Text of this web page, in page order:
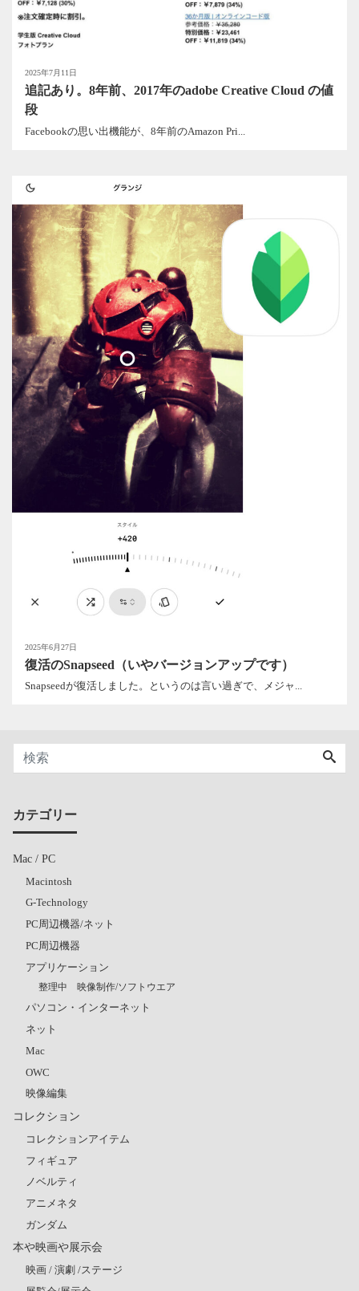
2025年7月11日
追記あり。8年前、2017年のadobe Creative Cloud の値
段
Facebookの思い出機能が、8年前のAmazon Pri...
2025年6月27日
復活のSnapseed（いやバージョンアップです）
Snapseedが復活しました。というのは言い過ぎで、メジャ...
カテゴリー
Mac / PC
Macintosh
G-Technology
PC周辺機器/ネット
PC周辺機器
アプリケーション
整理中 映像制作/ソフトウエア
パソコン・インターネット
ネット
Mac
OWC
映像編集
コレクション
コレクションアイテム
フィギュア
ノベルティ
アニメネタ
ガンダム
本や映画や展示会
映画 / 演劇 /ステージ